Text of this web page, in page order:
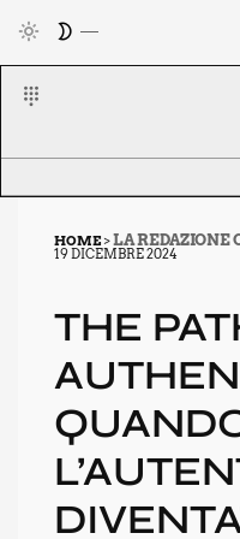
HOME>LA REDAZIONE
19 DICEMBRE 2024
THE